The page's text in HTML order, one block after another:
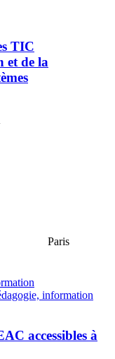
TIC
et de la
Paris
information
accessibles à